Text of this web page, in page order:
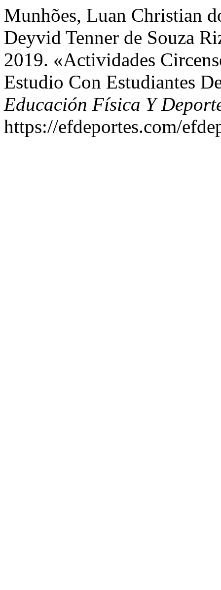
Munhões, Luan Christian
Deyvid Tenner de Souza
2019. «Actividades
Estudio Con Estudiantes
Educación Física Y
https://efdeportes.com/